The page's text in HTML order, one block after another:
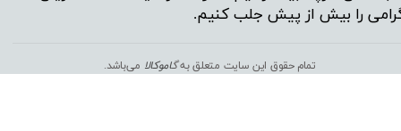
را بیش از پیش جلب کنیم.
تمام حقوق این سایت متعلق بهگاموکالا می‌باشد.